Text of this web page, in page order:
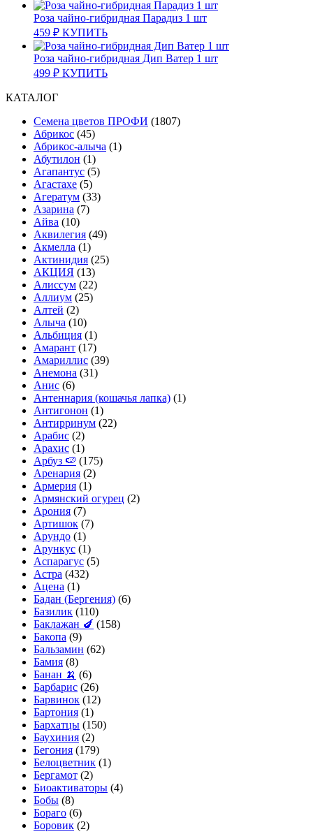
Роза чайно-гибридная Парадиз 1 шт
459 ₽ КУПИТЬ
Роза чайно-гибридная Дип Ватер 1 шт
499 ₽ КУПИТЬ
КАТАЛОГ
Cемена цветов ПРОФИ (1807)
Абрикос (45)
Абрикос-алыча (1)
Абутилон (1)
Агапантус (5)
Агастахе (5)
Агератум (33)
Азарина (7)
Айва (10)
Аквилегия (49)
Акмелла (1)
Актинидия (25)
АКЦИЯ (13)
Алиссум (22)
Аллиум (25)
Алтей (2)
Алыча (10)
Альбиция (1)
Амарант (17)
Амариллис (39)
Анемона (31)
Анис (6)
Антеннария (кошачья лапка) (1)
Антигонон (1)
Антирринум (22)
Арабис (2)
Арахис (1)
Арбуз 🍉 (175)
Аренария (2)
Армерия (1)
Армянский огурец (2)
Арония (7)
Артишок (7)
Арундо (1)
Арункус (1)
Аспарагус (5)
Астра (432)
Ацена (1)
Бадан (Бергения) (6)
Базилик (110)
Баклажан 🍆 (158)
Бакопа (9)
Бальзамин (62)
Бамия (8)
Банан 🍌 (6)
Барбарис (26)
Барвинок (12)
Бартония (1)
Бархатцы (150)
Баухиния (2)
Бегония (179)
Белоцветник (1)
Бергамот (2)
Биоактиваторы (4)
Бобы (8)
Бораго (6)
Боровик (2)